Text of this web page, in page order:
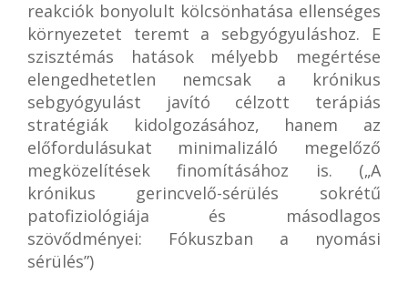
reakciók bonyolult kölcsönhatása ellenséges
környezetet teremt a sebgyógyuláshoz. E
szisztémás hatások mélyebb megértése
elengedhetetlen nemcsak a krónikus
sebgyógyulást javító célzott terápiás
stratégiák kidolgozásához, hanem az
előfordulásukat minimalizáló megelőző
megközelítések finomításához is. („A
krónikus gerincvelő-sérülés sokrétű
patofiziológiája és másodlagos
szövődményei: Fókuszban a nyomási
sérülés”)